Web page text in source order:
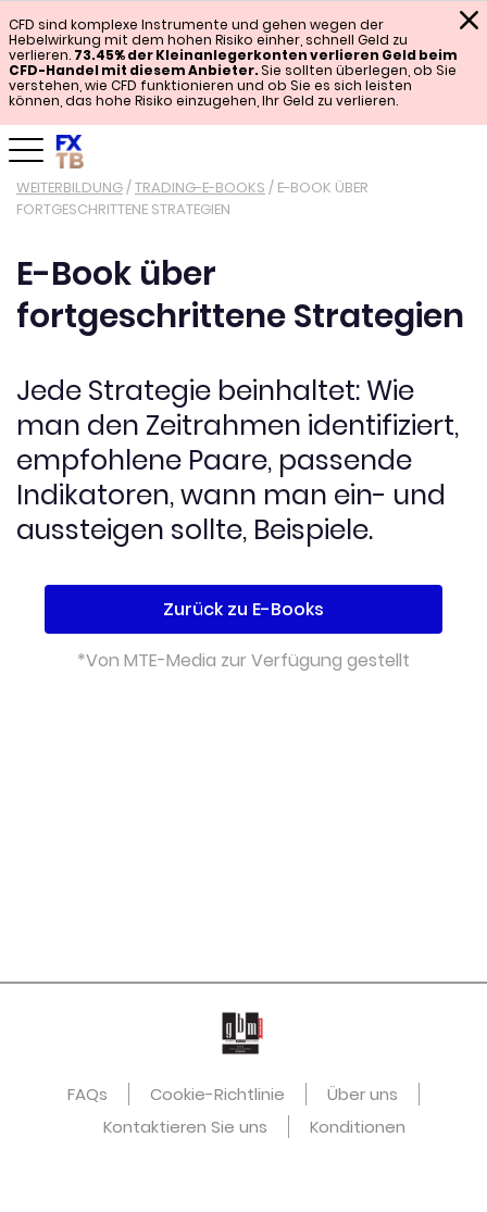
WEITERBILDUNG/TRADING-E-BOOKS / E-BOOK ÜBER
FORTGESCHRITTENE STRATEGIEN
E-Book über
fortgeschrittene Strategien
Jede Strategie beinhaltet: Wie
man den Zeitrahmen identifiziert,
empfohlene Paare, passende
Indikatoren, wann man ein- und
aussteigen sollte, Beispiele.
Zurück zu E-Books
*Von MTE-Media zur Verfügung gestellt
FAQs Cookie-Richtlinie
Über uns
Kontaktieren Sie uns
Konditionen
CFD sind komplexe Instrumente und gehen wegen der
Hebelwirkung mit dem hohen Risiko einher, schnell Geld zu
verlieren. 73.45% der Kleinanlegerkonten verlieren Geld beim
CFD-Handel mit diesem Anbieter.Sie sollten überlegen, ob Sie
verstehen, wie CFD funktionieren und ob Sie es sich leisten
können, das hohe Risiko einzugehen, Ihr Geld zu verlieren.